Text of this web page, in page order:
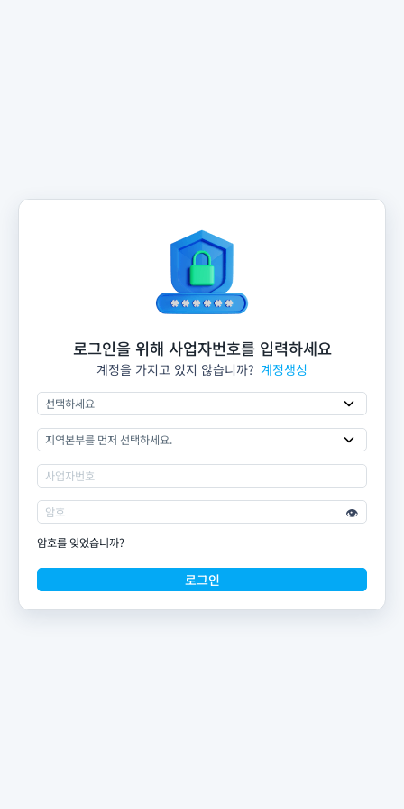
로그인을 위해 사업자번호를 입력하세요
계정을 가지고 있지 않습니까? 계정생성
👁️
암호를 잊었습니까?
로그인